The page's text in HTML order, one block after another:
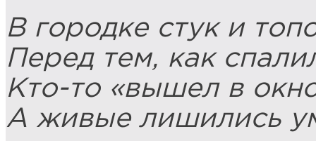
В городке стук и
Перед тем, как
Кто-то «вышел в
А живые лишились